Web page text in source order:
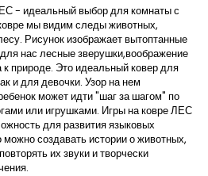
- идеальный выбор для комнаты с
мы видим следы животных,
Рисунок изображает вытоптанные
нас лесные зверушки,воображение
к природе. Это идеальный ковер для
и для девочки. Узор на нем
может идти "шаг за шагом" по
или игрушками. Игры на ковре ЛЕС
для развития языковых
создавать истории о животных,
их звуки и творчески